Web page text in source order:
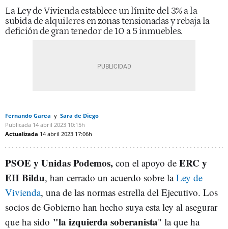
La Ley de Vivienda establece un límite del 3% a la
subida de alquileres en zonas tensionadas y rebaja la
defición de gran tenedor de 10 a 5 inmuebles.
Fernando Garea
Sara de Diego
Publicada 14 abril 2023 10:15h
Actualizada 14 abril 2023 17:06h
PSOE y Unidas Podemos, con el apoyo de ERC y
EH Bildu, han cerrado un acuerdo sobre laLey de
Vivienda, una de las normas estrella del Ejecutivo. Los
socios de Gobierno han hecho suya esta ley al asegurar
que ha sido "la izquierda soberanista" la que ha